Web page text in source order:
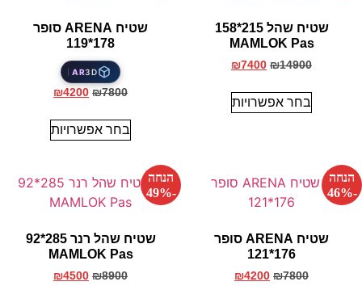
שטיח שהל 215*158
MAMLOK Pas
₪14900
₪7400
בחר אפשרויות
שטיח ARENA סופר
178*119
3D
AR
₪7800
₪4200
בחר אפשרויות
הנחה
-46%
שטיח ARENA סופר
176*121
₪7800
₪4200
הנחה
-49%
שטיח שהל רנר 285*92
MAMLOK Pas
₪8900
₪4500